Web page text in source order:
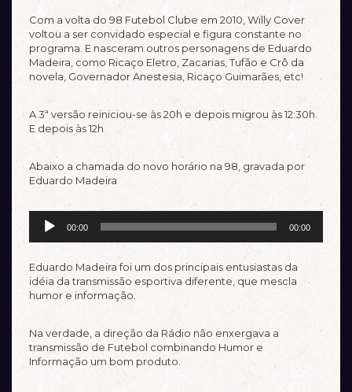
Com a volta do 98 Futebol Clube em 2010, Willy Cover
voltou a ser convidado especial e figura constante no
programa. E nasceram outros personagens de Eduardo
Madeira, como Ricaço Eletro, Zacarias, Tufão e Crô da
novela, Governador Anestesia, Ricaço Guimarães, etc!
A 3ª versão reiniciou-se às 20h e depois migrou às 12:30h.
E depois às 12h
Abaixo a chamada do novo horário na 98, gravada por
Eduardo Madeira
Tocador
00:00 00:00
Eduardo Madeira foi um dos principais entusiastas da
idéia da transmissão esportiva diferente, que mescla
humor e informação.
Na verdade, a direção da Rádio não enxergava a
transmissão de Futebol combinando Humor e
Informação um bom produto.